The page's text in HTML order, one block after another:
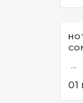
...
01